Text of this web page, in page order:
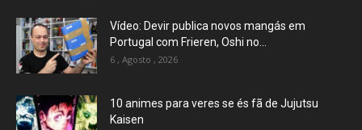
Vídeo: Devir publica novos mangás em
Portugal com Frieren, Oshi no...
6 , Agosto , 2026
10 animes para veres se és fã de Jujutsu
Kaisen